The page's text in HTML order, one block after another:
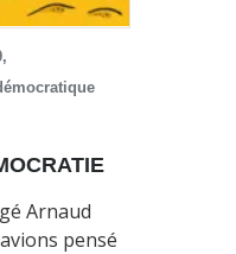
,
Arnaud
pensé